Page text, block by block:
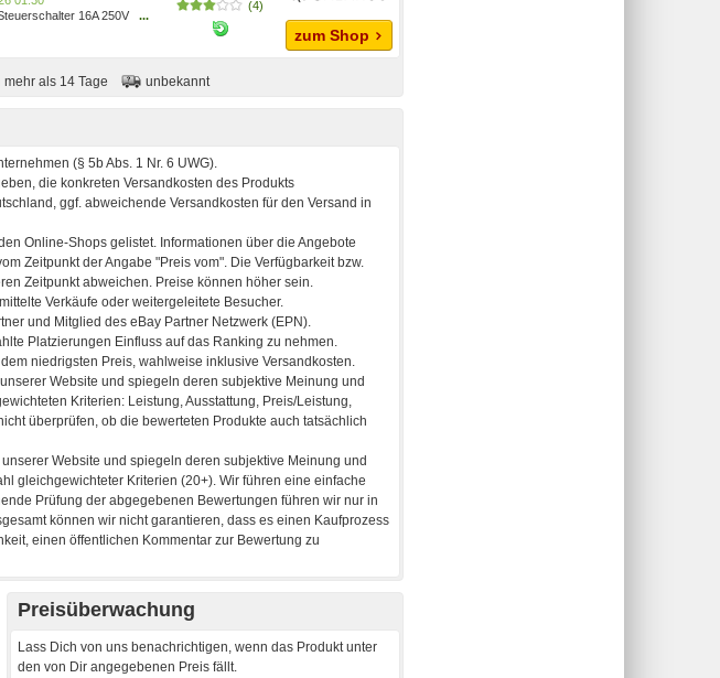
16A 250V
...
(4)
zum Shop
mehr als 14 Tage unbekannt
Preisüberwachung
Lass Dich von uns benachrichtigen, wenn das Produkt unter
den von Dir angegebenen Preis fällt.